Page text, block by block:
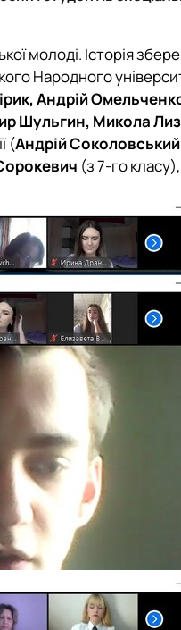
сторінки факультету
захисників України
працевлаштуванню
Кафедра фізичної
Кафедра
Кафедра психології
Кафедра
молоді. Історія
Народного
Андрій
Шульгин, Микола
(Андрій
(з 7-го класу),